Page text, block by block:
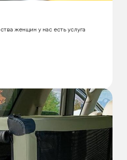
женщин у нас есть услуга